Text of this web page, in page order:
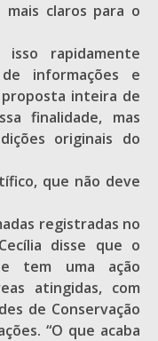
claros para o
isso rapidamente
informações e
proposta inteira de
finalidade, mas
originais do
que não deve
registradas no
disse que o
tem uma ação
atingidas, com
de Conservação
“O que acaba